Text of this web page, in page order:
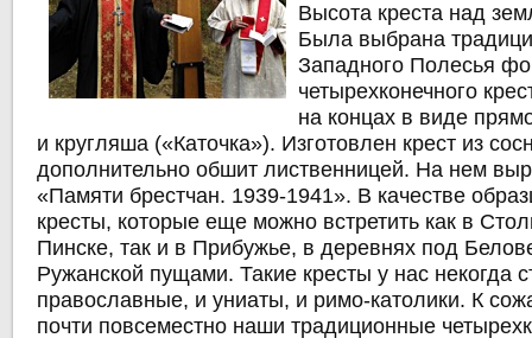
Высота креста над
Была выбрана
Западного Полесья
четырехконечного
на концах в виде
и кругляша («Каточка»). Изготовлен крест из
дополнительно обшит лиственницей. На нем
«Памяти брестчан. 1939-1941». В качестве
кресты, которые еще можно встретить как в
Пинске, так и в Прибужье, в деревнях под
Ружанской пущами. Такие кресты у нас некогда
православные, и униаты, и римо-католики. К
почти повсеместно наши традиционные